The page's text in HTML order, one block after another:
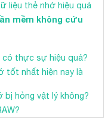
liệu thẻ nhớ hiệu quả
mềm không cứu
có thực sự hiệu quả?
tốt nhất hiện nay là
hỏng vật lý không?